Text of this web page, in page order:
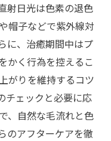
射日光は色素の退色
帽子などで紫外線対
に、治癒期間中はプ
かく行為を控えるこ
がりを維持するコツ
チェックと必要に応
、自然な毛流れと色
のアフターケアを徹